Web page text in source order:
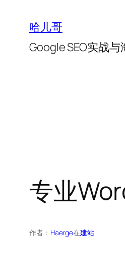
哈儿哥
Google SEO实战
专业
作者： Haerge在建站